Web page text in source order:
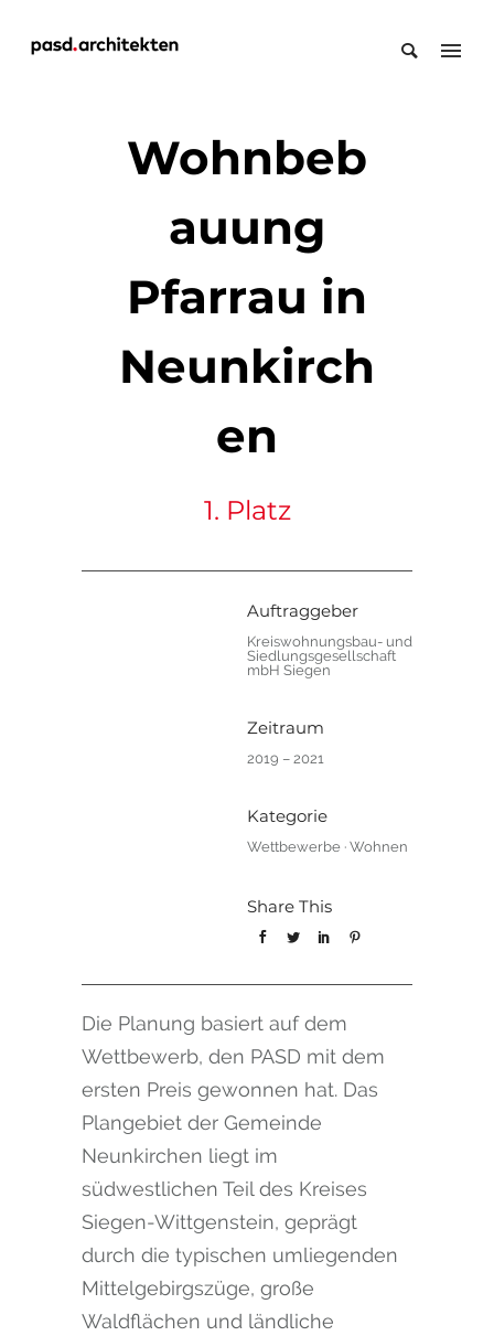
Wohnbeb
auung
Pfarrau in
Neunkirch
en
1. Platz
Auftraggeber
Kreiswohnungsbau- und
Siedlungsgesellschaft
mbH Siegen
Zeitraum
2019 – 2021
Kategorie
Wettbewerbe · Wohnen
Share This
Die Planung basiert auf dem
Wettbewerb, den PASD mit dem
ersten Preis gewonnen hat. Das
Plangebiet der Gemeinde
Neunkirchen liegt im
südwestlichen Teil des Kreises
Siegen-Wittgenstein, geprägt
durch die typischen umliegenden
Mittelgebirgszüge, große
Waldflächen und ländliche